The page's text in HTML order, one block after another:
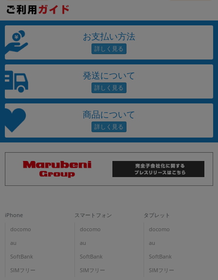
お支払い方法
発送について
商品について
iPhone
docomo
au
SoftBank
SIMフリー
スマートフォン
docomo
au
SoftBank
SIMフリー
タブレット
docomo
au
SoftBank
SIMフリー